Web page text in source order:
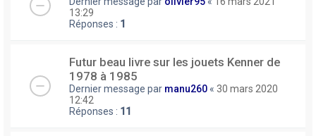
13:29
Réponses : 1
Futur beau livre sur les jouets Kenner de
1978 à 1985
Dernier message par manu260 « 30 mars 2020
12:42
Réponses : 11